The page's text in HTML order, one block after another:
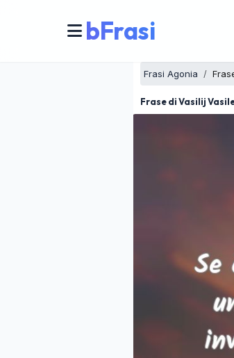
bFrasi
Frasi Agonia
Frase di Vasilij